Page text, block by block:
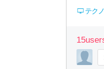
テク
15